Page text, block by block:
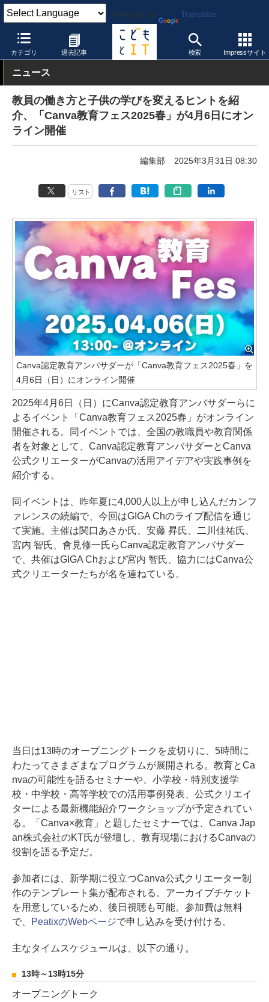
Powered by Translate
カテゴリ 過去記事 検索 Impressサイト
こどもとIT イベント・セミナー
ニュース
教員の働き方と子供の学びを変えるヒントを紹
介、「Canva教育フェス2025春」が4月6日にオン
ライン開催
編集部 2025年3月31日 08:30
リスト
Canva認定教育アンバサダーが「Canva教育フェス2025春」を
4月6日（日）にオンライン開催
2025年4月6日（日）にCanva認定教育アンバサダーらに
よるイベント「Canva教育フェス2025春」がオンライン
開催される。同イベントでは、全国の教職員や教育関係
者を対象として、Canva認定教育アンバサダーとCanva
公式クリエーターがCanvaの活用アイデアや実践事例を
紹介する。
同イベントは、昨年夏に4,000人以上が申し込んだカンフ
ァレンスの続編で、今回はGIGA Chのライブ配信を通じ
て実施。主催は関口あさか氏、安藤 昇氏、二川佳祐氏、
宮内 智氏、會見修一氏らCanva認定教育アンバサダー
で、共催はGIGA Chおよび宮内 智氏、協力にはCanva公
式クリエーターたちが名を連ねている。
当日は13時のオープニングトークを皮切りに、5時間に
わたってさまざまなプログラムが展開される。教育とCa
nvaの可能性を語るセミナーや、小学校・特別支援学
校・中学校・高等学校での活用事例発表、公式クリエイ
ターによる最新機能紹介ワークショップが予定されてい
る。「Canva×教育」と題したセミナーでは、Canva Jap
an株式会社のKT氏が登壇し、教育現場におけるCanvaの
役割を語る予定だ。
参加者には、新学期に役立つCanva公式クリエーター制
作のテンプレート集が配布される。アーカイブチケット
を用意しているため、後日視聴も可能。参加費は無料
で、
PeatixのWebページで申し込みを受け付ける。
主なタイムスケジュールは、以下の通り。
13時～13時15分
オープニングトーク